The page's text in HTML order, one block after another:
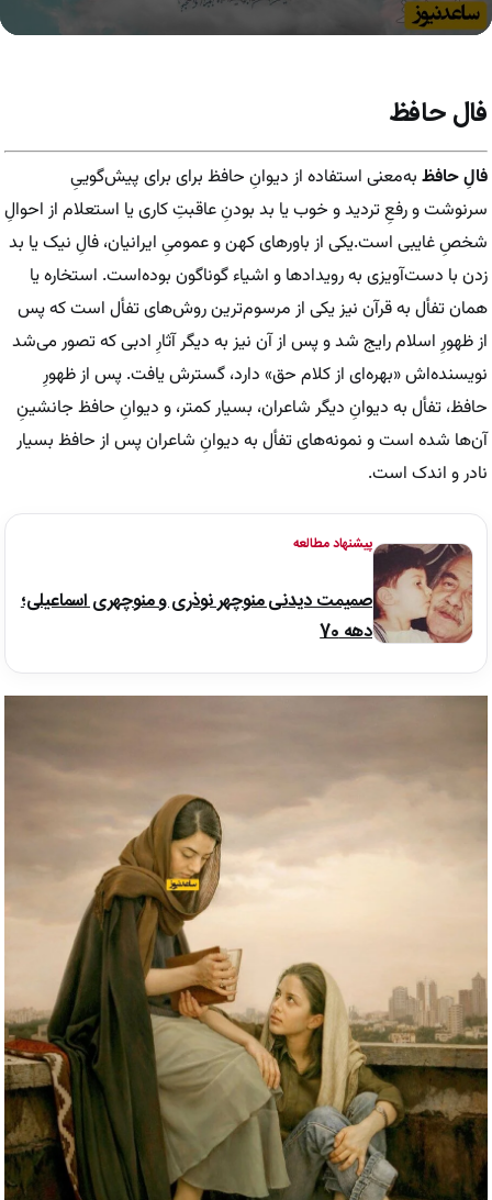
فال حافظ
فالِ حافظ به‌معنی استفاده از دیوانِ حافظ برای برای پیش‌گوییِ
سرنوشت و رفعِ تردید و خوب یا بد بودنِ عاقبتِ کاری یا استعلام از احوالِ
شخصِ غایبی است.یکی از باورهای کهن و عمومیِ ایرانیان، فالِ نیک یا بد
زدن با دست‌آویزی به رویدادها و اشیاء گوناگون بوده‌است. استخاره یا
همان تفأل به قرآن نیز یکی از مرسوم‌ترین روش‌های تفأل است که پس
از ظهورِ اسلام رایج شد و پس از آن نیز به دیگر آثارِ ادبی که تصور می‌شد
نویسنده‌اش «بهره‌ای از کلام حق» دارد، گسترش یافت. پس از ظهورِ
حافظ، تفأل به دیوانِ دیگر شاعران، بسیار کمتر، و دیوانِ حافظ جانشینِ
آن‌ها شده است و نمونه‌های تفأل به دیوانِ شاعران پس از حافظ بسیار
نادر و اندک است.
پیشنهاد مطالعه
صمیمت دیدنی منوچهر نوذری و منوچهری اسماعیلی؛
دهه 70